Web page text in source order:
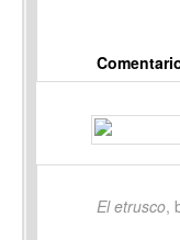
El etrusco,